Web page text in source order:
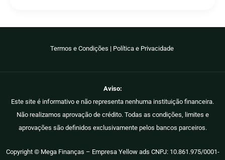
Termos e Condições | Política e Privacidade
Aviso:
Este site é informativo e não representa nenhuma instituição financeira.
Não realizamos aprovação de crédito. Todas as condições, limites e
aprovações são definidos exclusivamente pelos bancos parceiros.
Copyright © Mega Finanças – Empresa Yellow ads CNPJ: 10.861.975/0001-